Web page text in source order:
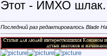
Этот - ИМХО шлак.
Последний раз редактировалось Blade